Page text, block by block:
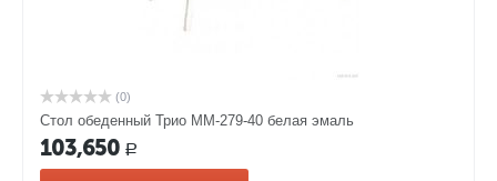
(0)
Стол обеденный Трио ММ-279-40 белая эмаль
103,650 Р